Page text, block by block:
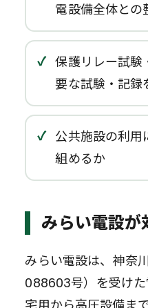
電設備全体との
保護リレー試験
要な試験・記録
公共施設の利用
組めるか
みらい電設が
みらい電設は、神奈
088603号）を受け